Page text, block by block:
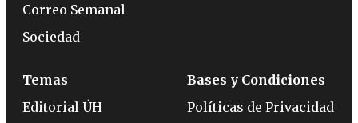
Correo Semanal
Sociedad
Temas
Editorial ÚH
Bases y Condiciones
Políticas de Privacidad